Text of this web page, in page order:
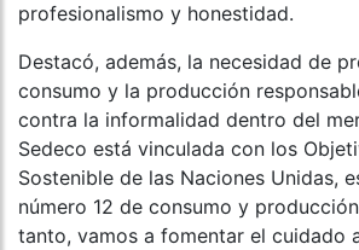
profesionalismo y honestidad.
Destacó, además, la necesidad de
consumo y la producción
contra la informalidad dentro del
Sedeco está vinculada con los
Sostenible de las Naciones Unidas,
número 12 de consumo y
tanto, vamos a fomentar el cuidado